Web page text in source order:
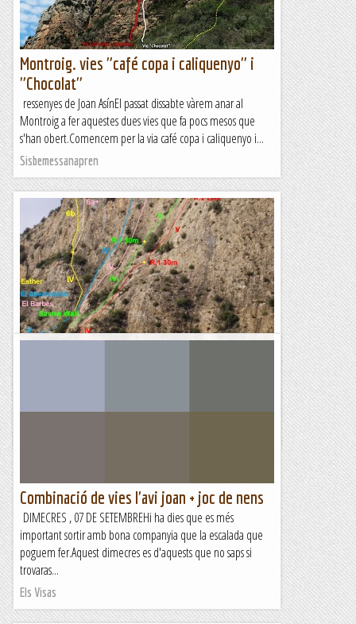
Montroig. vies "café copa i caliquenyo" i
"Chocolat"
ressenyes de Joan AsínEl passat dissabte vàrem anar al
Montroig a fer aquestes dues vies que fa pocs mesos que
s'han obert.Comencem per la via café copa i caliquenyo i...
Sisbemessanapren
les dues tirades finals de la via Aberroncho, i trobem que...
Combinació de vies l'avi joan + joc de nens
DIMECRES , 07 DE SETEMBREHi ha dies que es més
important sortir amb bona companyia que la escalada que
poguem fer.Aquest dimecres es d'aquests que no saps si
trovaras...
Els Visas